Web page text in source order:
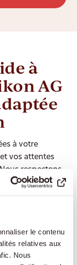
le contenu
relatives aux
Nous
à
AG
à votre
vos attentes
respectons
votre rythme de
votre quotidien